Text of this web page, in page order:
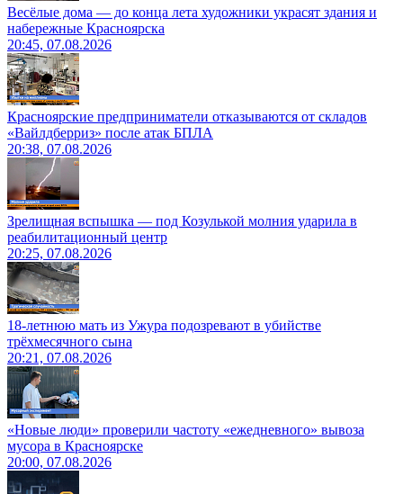
Весёлые дома — до конца лета художники украсят здания и
набережные Красноярска
20:45, 07.08.2026
Красноярские предприниматели отказываются от складов
«Вайлдберриз» после атак БПЛА
20:38, 07.08.2026
Зрелищная вспышка — под Козулькой молния ударила в
реабилитационный центр
20:25, 07.08.2026
18-летнюю мать из Ужура подозревают в убийстве
трёхмесячного сына
20:21, 07.08.2026
«Новые люди» проверили частоту «ежедневного» вывоза
мусора в Красноярске
20:00, 07.08.2026